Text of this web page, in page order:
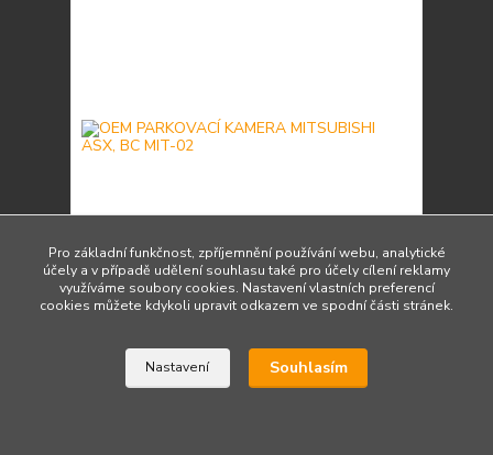
OEM PARKOVACÍ KAMERA MITSUBISHI ASX, BC
1 250 Kč/ks
1 033 Kč Skladem 5 ks
Pro základní funkčnost, zpříjemnění používání webu, analytické
účely a v případě udělení souhlasu také pro účely cílení reklamy
využíváme soubory cookies. Nastavení vlastních preferencí
cookies můžete kdykoli upravit odkazem ve spodní části stránek.
Nastavení Souhlasím